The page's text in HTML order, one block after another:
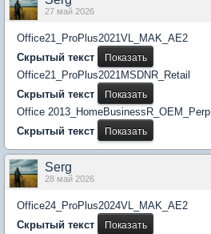
27 май 2026
Office21_ProPlus2021VL_MAK_AE2
Скрытый текст
Office21_ProPlus2021MSDNR_Retail
Скрытый текст
Office 2013_HomeBusinessR_OEM_Perp
Скрытый текст
Serg
28 май 2026
Office24_ProPlus2024VL_MAK_AE2
Скрытый текст